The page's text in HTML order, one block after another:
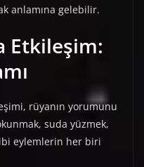
anlamına gelebilir.
Etkileşim:
rüyanın yorumunu
suda yüzmek,
eylemlerin her biri